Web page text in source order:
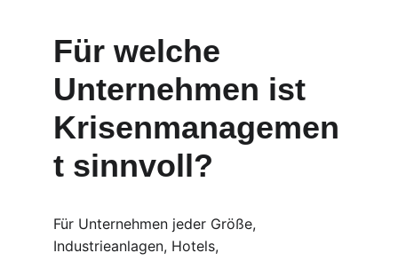
Für welche
Unternehmen ist
Krisenmanagemen
t sinnvoll?
Für Unternehmen jeder Größe,
Industrieanlagen, Hotels,